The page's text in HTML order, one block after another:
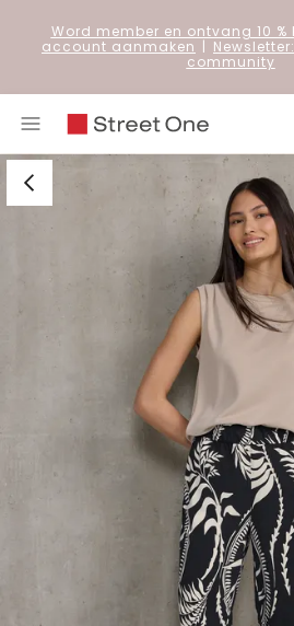
Word member en ontvang 10 %
account aanmaken |
community